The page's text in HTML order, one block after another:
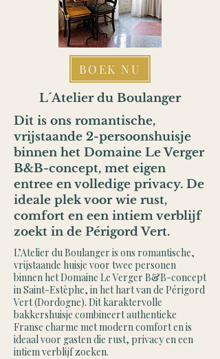
BOEK NU
L´Atelier du Boulanger
Dit is ons romantische,
vrijstaande 2-persoonshuisje
binnen het Domaine Le Verger
B&B-concept, met eigen
entree en volledige privacy. De
ideale plek voor wie rust,
comfort en een intiem verblijf
zoekt in de Périgord Vert.
L’Atelier du Boulanger is ons romantische,
vrijstaande huisje voor twee personen
binnen het Domaine Le Verger B&B-concept
in Saint-Estèphe, in het hart van de Périgord
Vert (Dordogne). Dit karaktervolle
bakkershuisje combineert authentieke
Franse charme met modern comfort en is
ideaal voor gasten die rust, privacy en een
intiem verblijf zoeken.